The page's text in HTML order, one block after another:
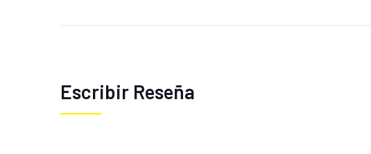
Escribir Reseña